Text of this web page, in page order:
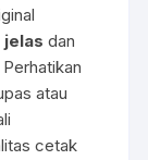
dan
atau
cetak